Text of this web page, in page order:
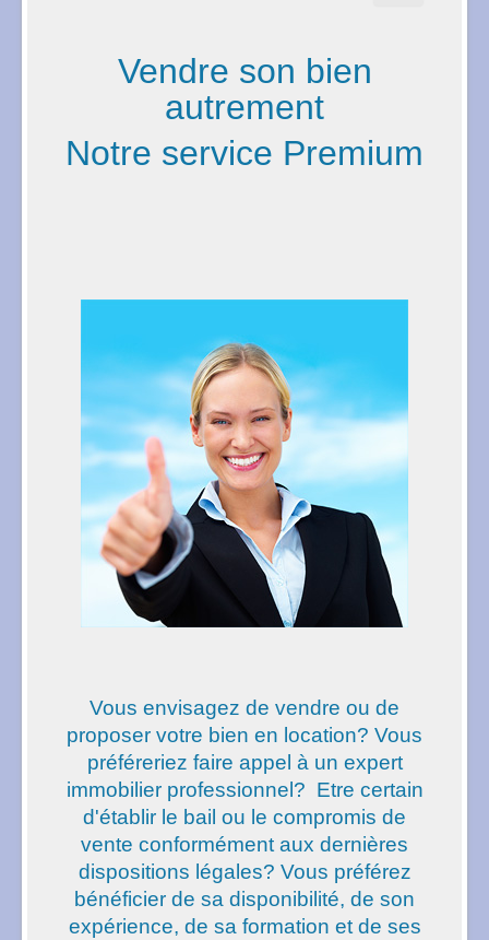
Vendre son bien
autrement
Notre service Premium
Vous envisagez de vendre ou de
proposer votre bien en location? Vous
préféreriez faire appel à un expert
immobilier professionnel? Etre certain
d'établir le bail ou le compromis de
vente conformément aux dernières
dispositions légales? Vous préférez
bénéficier de sa disponibilité, de son
expérience, de sa formation et de ses